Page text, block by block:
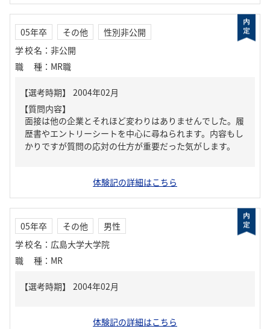
05年卒 その他
性別非公開
学校名 ： 非公開
職種 ： MR職
【質問内容】
面接は他の企業とそれほど変わりはありませんでした。履
歴書やエントリーシートを中心に尋ねられます。内容もし
かりですが質問の応対の仕方が重要だった気がします。
体験記の詳細はこちら
05年卒 その他
男性
学校名 ： 広島大学大学院
職種 ： MR
体験記の詳細はこちら